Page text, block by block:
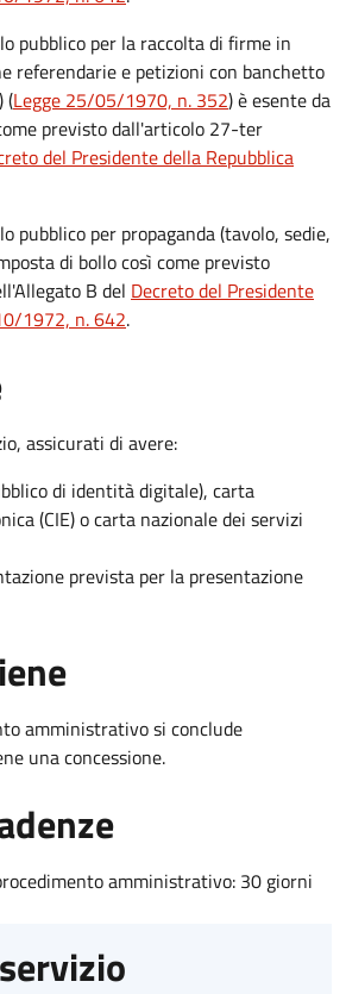
pubblico per la raccolta di firme in
referendarie e petizioni con banchetto
(Legge 25/05/1970, n. 352) è esente da
previsto dall'articolo 27-ter
del Presidente della Repubblica
pubblico per propaganda (tavolo, sedie,
di bollo così come previsto
B del Decreto del Presidente
1972, n. 642.
assicurati di avere:
di identità digitale), carta
(CIE) o carta nazionale dei servizi
prevista per la presentazione
amministrativo si conclude
una concessione.
amministrativo: 30 giorni